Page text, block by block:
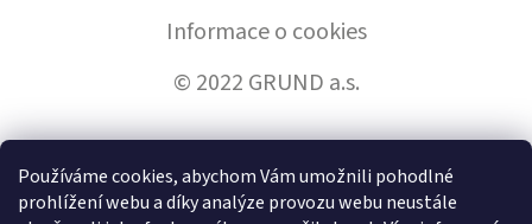
Používáme cookies, abychom Vám umožnili pohodlné
prohlížení webu a díky analýze provozu webu neustále
Informace o cookies
© 2022 GRUND a.s.
Vytvořil Shoptet